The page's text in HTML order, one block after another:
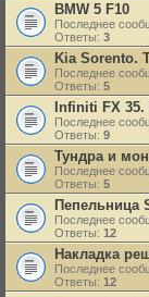
BMW 5 F10
Последнее
Ответы: 3
Kia Sorento.
Последнее
Ответы: 5
Infiniti FX
Последнее
Ответы: 9
Тундра и
Последнее
Ответы: 5
Пепельница
Последнее
Ответы: 12
Накладка
Последнее
Ответы: 12